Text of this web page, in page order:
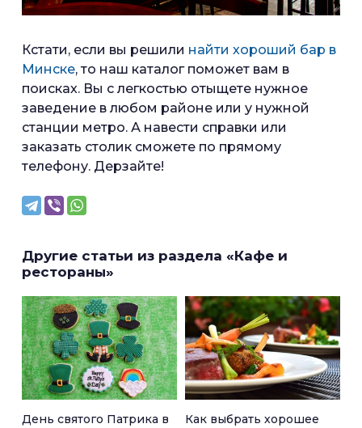
Кстати, если вы решили найти хороший бар в
Минске, то наш каталог поможет вам в
поисках. Вы с легкостью отыщете нужное
заведение в любом районе или у нужной
станции метро. А навести справки или
заказать столик сможете по прямому
телефону. Дерзайте!
Другие статьи из раздела «Кафе и
рестораны»
День святого Патрика в
Как выбрать хорошее